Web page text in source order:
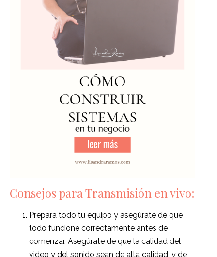
Consejos para Transmisión en vivo:
Prepara todo tu equipo y asegúrate de que
todo funcione correctamente antes de
comenzar. Asegúrate de que la calidad del
video y del sonido sean de alta calidad, y de